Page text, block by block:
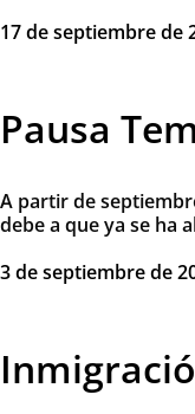
17 de septiembre de
Pausa
A partir de
debe a que ya se ha
3 de septiembre de